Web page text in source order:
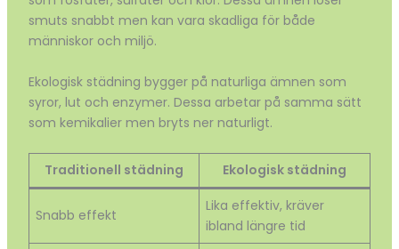
smuts snabbt men kan vara skadliga för både
människor och miljö.
Ekologisk städning bygger på naturliga ämnen som
syror, lut och enzymer. Dessa arbetar på samma sätt
som kemikalier men bryts ner naturligt.
Traditionell städning Ekologisk städning
Snabb effekt
Lika effektiv, kräver
ibland längre tid